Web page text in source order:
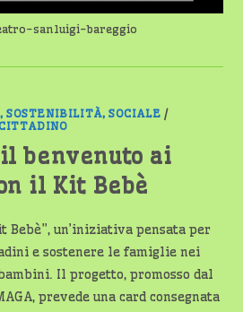
sanluigi-bareggio
SOSTENIBILITÀ, SOCIALE /
benvenuto ai
il Kit Bebè
Bebè”, un’iniziativa pensata per
e sostenere le famiglie nei
Il progetto, promosso dal
prevede una card consegnata